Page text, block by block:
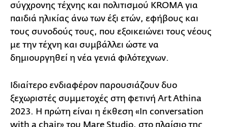
σύγχρονης τέχνης και πολιτισμού ΚROMA για
παιδιά ηλικίας άνω των έξι ετών, εφήβους και
τους συνοδούς τους, που εξοικειώνει τους νέους
με την τέχνη και συμβάλλει ώστε να
δημιουργηθεί η νέα γενιά φιλότεχνων.
Ιδιαίτερο ενδιαφέρον παρουσιάζουν δυο
ξεχωριστές συμμετοχές στη φετινή Art Athina
2023. Η πρώτη είναι η έκθεση «In conversation
with a chair» του Mare Studio, στο πλαίσιο της